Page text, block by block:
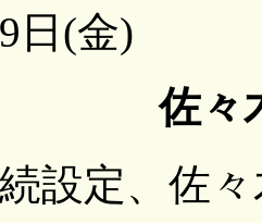
日(金)
佐々
設定、佐々